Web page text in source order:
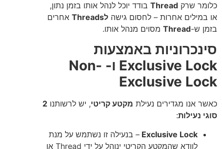
כלומר שרק Thread בודד יוכל לנהל אותו בזמן נתון,
או במילים אחרות – לחסום גישה לThreads
אחרים
בזמן ש-Thread מסוים מנהל אותו.
סינכרוניות באמצעות
Exclusive Lock ו- Non-
Exclusive Lock
כאשר אנו מגדירים נעילת מקטע קריטי, יש לרשותנו 2
סוגי נעילות:
Exclusive Lock – בנעילה זו נשתמש על מנת
לוודא שהמקטע הקריטי ינוהל על ידי Thread או